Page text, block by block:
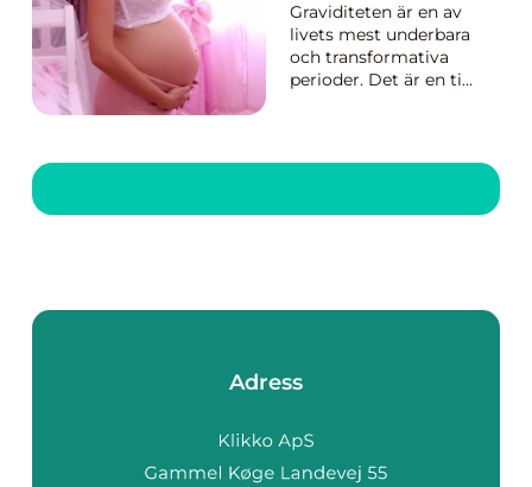
Graviditeten är en av
livets mest underbara
och transformativa
perioder. Det är en tid
förändring som
en ny värld öppnas
Adress